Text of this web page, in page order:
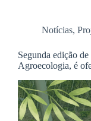
Notícias,
Segunda edição
Agroecologia, é